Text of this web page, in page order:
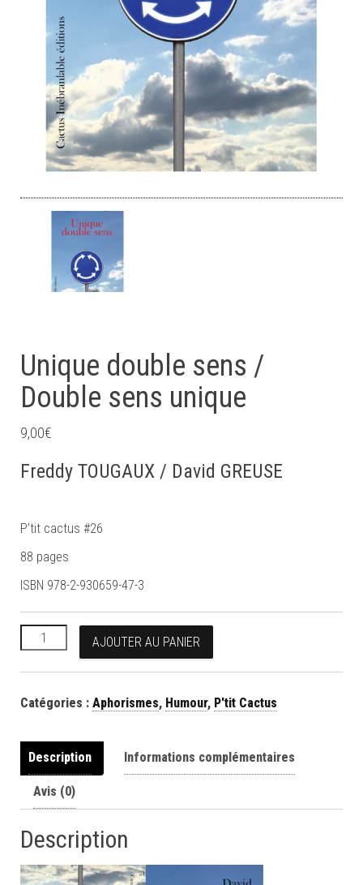
Unique double sens /
Double sens unique
9,00€
Freddy TOUGAUX / David GREUSE
P’tit cactus #26
88 pages
ISBN 978-2-930659-47-3
quantité de Unique double sens / Double sens unique
AJOUTER AU PANIER
Catégories : Aphorismes, Humour, P'tit Cactus
Description Informations complémentaires
Avis (0)
Description